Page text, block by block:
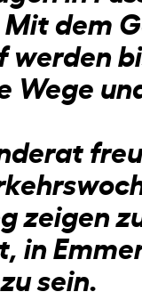
dem
werden
Wege
zeigen
in
sein.